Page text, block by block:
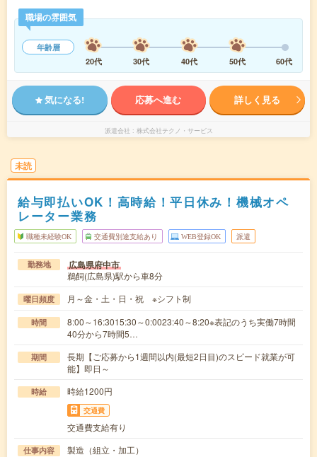
職場の雰囲気
年齢層
20代
30代 40代 50代 60代
気になる! 応募へ進む 詳しく見る
派遣会社 株式会社テクノ・サービス
未読
給与即払いOK！高時給！平日休み！機械オペ
レーター業務
職種未経験OK 交通費別途支給あり WEB登録OK 派遣
勤務地 広島県府中市
鵜飼(広島県)駅から車8分
曜日頻度 月～金・土・日・祝 ※シフト制
時間
8:00～16:3015:30～0:0023:40～8:20※表記のうち実働7時間
40分から7時間5…
期間
長期【ご応募から1週間以内(最短2日目)のスピード就業が可
能】即日～
時給 時給1200円
交通費
交通費支給有り
仕事内容
製造（組立・加工）